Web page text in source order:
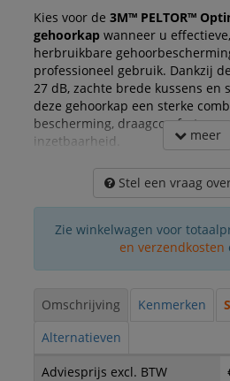
Kies voor de 3M™ PELTOR™
gehoorkapwanneer u
herbruikbare
professioneel gebruik. Dankzij
27 dB, zachte brede kussens en
deze gehoorkap een sterke
bescherming, draagcomfort en
inzetbaarheid.
meer
Stel een vraag
Zie winkelwagen voor
en verzendkosten
Omschrijving Kenmerken
Alternatieven
Adviesprijs excl. BTW